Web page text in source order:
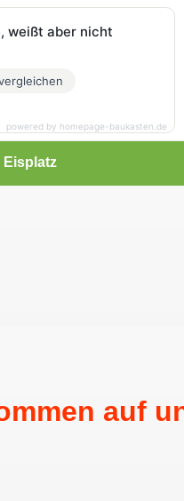
Eisplatz
auf
weißt aber nicht
powered by homepage-baukasten.de